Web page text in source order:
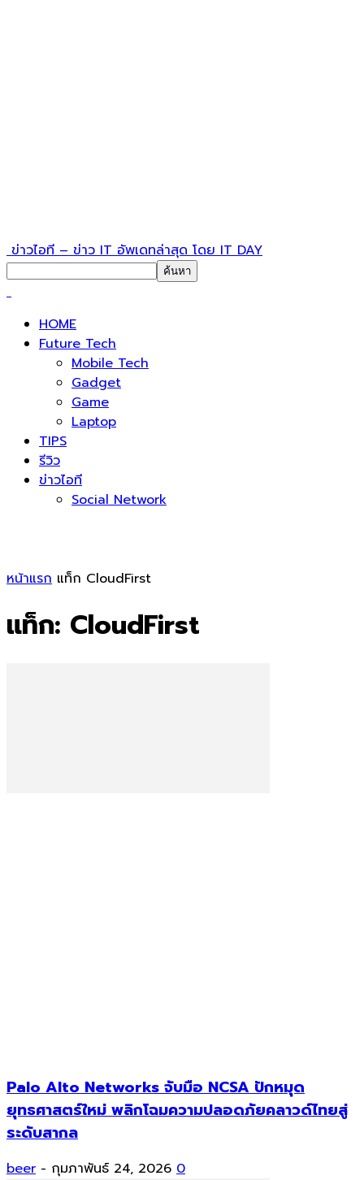
ข่าวไอที – ข่าว IT อัพเดทล่าสุด โดย IT DAY
HOME
Future Tech
Mobile Tech
Gadget
Game
Laptop
TIPS
รีวิว
ข่าวไอที
Social Network
หน้าแรก แท็ก CloudFirst
แท็ก: CloudFirst
Palo Alto Networks จับมือ NCSA ปักหมุด
ยุทธศาสตร์ใหม่ พลิกโฉมความปลอดภัยคลาวด์ไทยสู่
ระดับสากล
beer - กุมภาพันธ์ 24, 2026 0